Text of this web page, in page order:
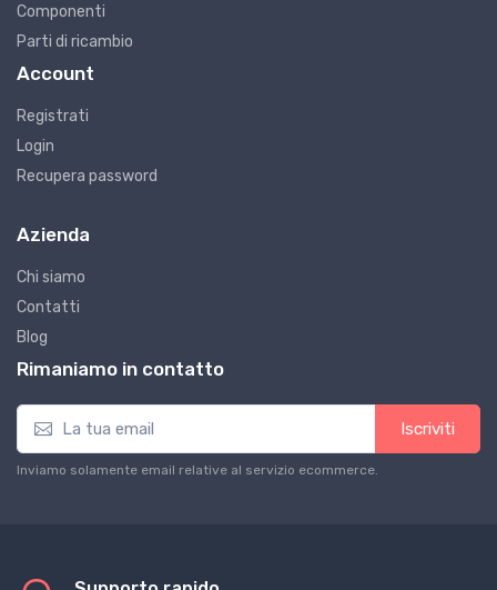
Componenti
Parti di ricambio
Account
Registrati
Login
Recupera password
Azienda
Chi siamo
Contatti
Blog
Rimaniamo in contatto
Iscriviti
Inviamo solamente email relative al servizio ecommerce.